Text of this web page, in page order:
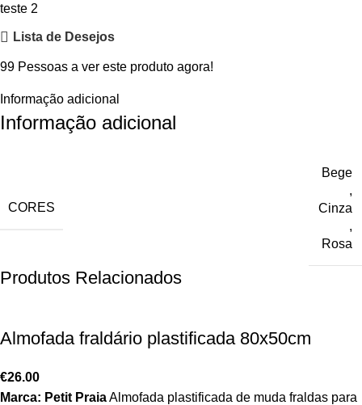
teste 2
Lista de Desejos
99 Pessoas a ver este produto agora!
Informação adicional
Informação adicional
CORES
Bege
,
Cinza
,
Rosa
Produtos Relacionados
Almofada fraldário plastificada 80x50cm
€26.00
Marca: Petit PraiaAlmofada plastificada de muda fraldas para